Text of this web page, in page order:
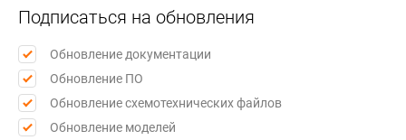
Подписаться на обновления
Обновление документации
Обновление ПО
Обновление схемотехнических файлов
Обновление моделей